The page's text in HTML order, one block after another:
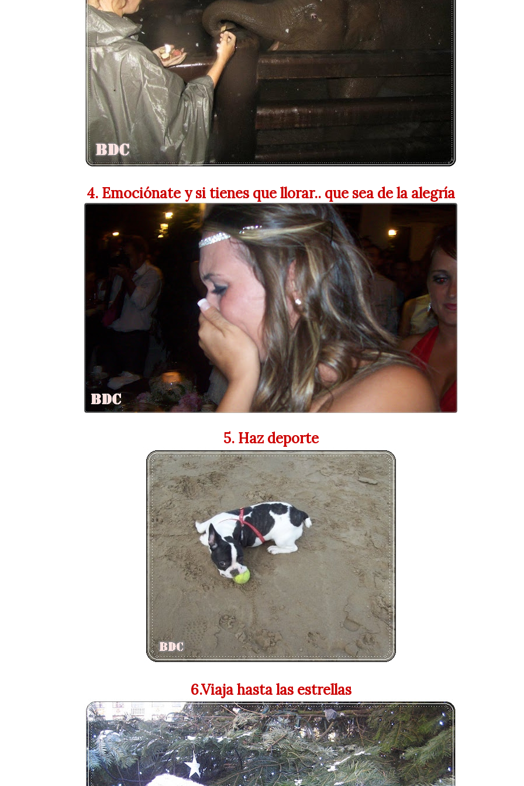
4. Emociónate y si tienes que llorar.. que sea de la alegría
5. Haz deporte
6.Viaja hasta las estrellas